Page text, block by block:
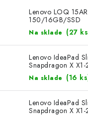
DOMÁCNOSŤ
: DOBRÁ CENA
: PREDAJŇA ZV
: OBĽÚBENÉ
Lenovo LOQ
150/16GB/SSD
512GB/15,6"/
6GB/bezADPT/
83S000H9CK
Na sklade (27 ks
Lenovo IdeaPad
Snapdragon X
512GB/15,3"/
Home/šedá
Na sklade (16 ks
Lenovo IdeaPad
Snapdragon X